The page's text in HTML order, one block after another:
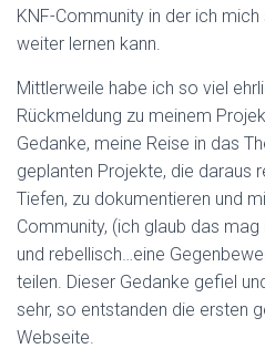
KNF-Community in der ich
weiter lernen kann.
Mittlerweile habe ich so viel
Rückmeldung zu meinem
Gedanke, meine Reise in das
geplanten Projekte, die daraus
Tiefen, zu dokumentieren und
Community, (ich glaub das
und rebellisch…eine
teilen. Dieser Gedanke gefiel
sehr, so entstanden die ersten
Webseite.